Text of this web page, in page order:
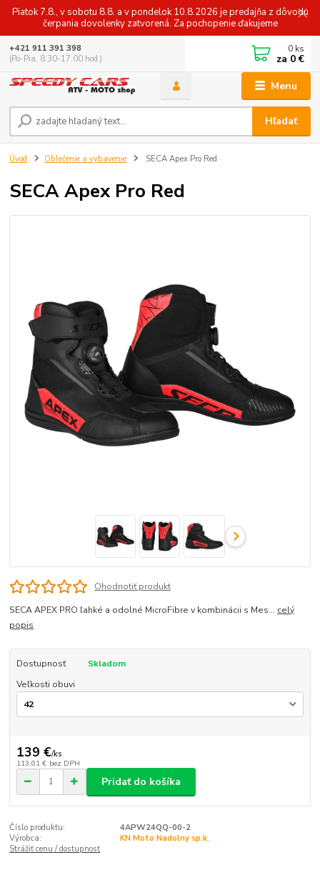
Piatok 7.8., v sobotu 8.8. a v pondelok 10.8.2026 je predajňa z dôvodu
čerpania dovolenky zatvorená. Za pochopenie ďakujeme
Menu
Hľadať
+421 911 391 398
(Po-Pia, 8.30-17.00 hod.)
0 ks
za 0 €
Úvod Oblečenie a vybavenie SECA Apex Pro Red
SECA Apex Pro Red
Ohodnotiť produkt
SECA APEX PRO ľahké a odolné MicroFibre v kombinácii s Mes... celý
popis
Dostupnosť
Skladom
Veľkosti obuvi
139 €/ks
113,01 € bez DPH
Pridať do košíka
Číslo produktu:
4APW24QQ-00-2
Výrobca:
KN Moto Nadolny sp.k.
Strážiť cenu / dostupnosť